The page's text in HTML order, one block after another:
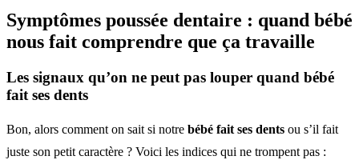
Symptômes poussée dentaire : quand bébé
nous fait comprendre que ça travaille
Les signaux qu’on ne peut pas louper quand bébé
fait ses dents
Bon, alors comment on sait si notre bébé fait ses dents ou s’il fait
juste son petit caractère ? Voici les indices qui ne trompent pas :